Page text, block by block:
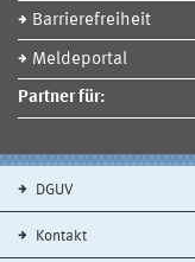
Barrierefreiheit
Meldeportal
Partner für:
DGUV
Kontakt